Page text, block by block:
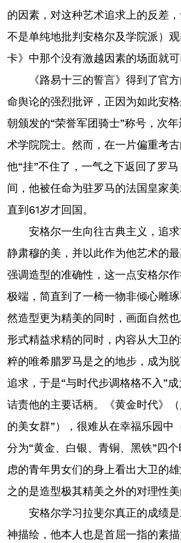
的因素，对这种艺术追求上的反差
不是单纯地批判安格尔及学院派）
卡》中那个没有激越因素的场面就可
《路易十三的誓言》得到了官方
命舆论的强烈批评，正因为如此安
朝颁发的“荣誉军团骑士”称号，次
术学院院士。然而，在一片偏重考古
他“挂”不住了，一气之下返回了罗
间，他被任命为驻罗马的法国皇家美
直到61岁才回国。
安格尔一生向往古典主义，追求
静肃穆的美，并以此作为他艺术的
强调造型的准确性，这一点安格尔
极端，简直到了一椅一物非倾心雕
然造型更为精美的同时，画面自然
形式精益求精的同时，内容从大卫
粹的唯希腊罗马是之的地步，成为
追求，于是“与时代步调格格不入”
诘责他的主要话柄。《黄金时代》
的美女群”），很难从在幸福乐园中
分为“黄金、白银、青铜、黑铁”四
虑的青年男女们的身上看出大卫的
之的是造型极其精美之外的对理性美
安格尔学习拉斐尔真正的成绩是
神描绘，他本人也是首屈一指的素